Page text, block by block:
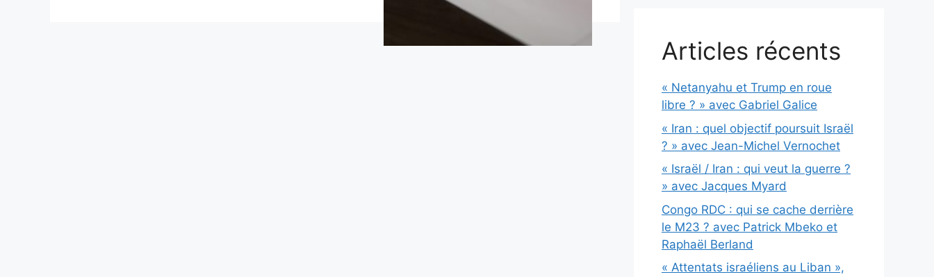
Articles récents
« Netanyahu et Trump en roue
libre ? » avec Gabriel Galice
« Iran : quel objectif poursuit Israël
? » avec Jean-Michel Vernochet
« Israël / Iran : qui veut la guerre ?
» avec Jacques Myard
Congo RDC : qui se cache derrière
le M23 ? avec Patrick Mbeko et
Raphaël Berland
« Attentats israéliens au Liban »,